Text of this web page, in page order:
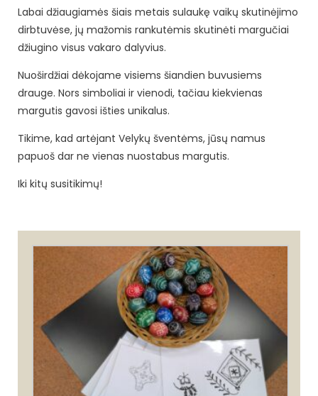
Labai džiaugiamės šiais metais sulaukę vaikų skutinėjimo
dirbtuvėse, jų mažomis rankutėmis skutinėti margučiai
džiugino visus vakaro dalyvius.
Nuoširdžiai dėkojame visiems šiandien buvusiems
drauge. Nors simboliai ir vienodi, tačiau kiekvienas
margutis gavosi išties unikalus.
Tikime, kad artėjant Velykų šventėms, jūsų namus
papuoš dar ne vienas nuostabus margutis.
Iki kitų susitikimų!